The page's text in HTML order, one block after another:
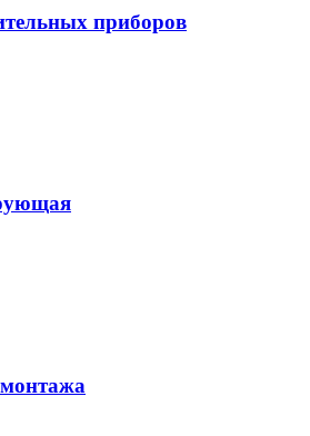
приборов